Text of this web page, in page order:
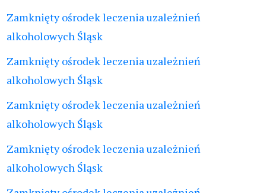
Zamknięty ośrodek leczenia uzależnień
alkoholowych Śląsk
Zamknięty ośrodek leczenia uzależnień
alkoholowych Śląsk
Zamknięty ośrodek leczenia uzależnień
alkoholowych Śląsk
Zamknięty ośrodek leczenia uzależnień
alkoholowych Śląsk